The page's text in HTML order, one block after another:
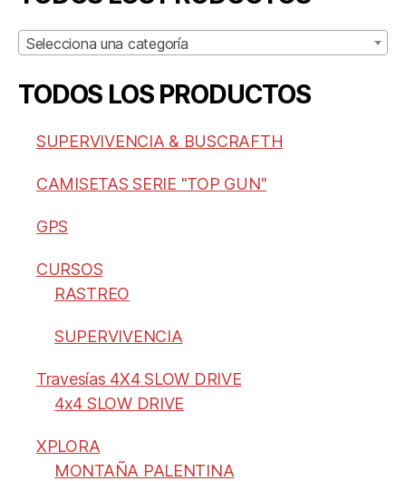
Selecciona una categoría
TODOS LOS PRODUCTOS
SUPERVIVENCIA & BUSCRAFTH
CAMISETAS SERIE "TOP GUN"
GPS
CURSOS
RASTREO
SUPERVIVENCIA
Travesías 4X4 SLOW DRIVE
4x4 SLOW DRIVE
XPLORA
MONTAÑA PALENTINA